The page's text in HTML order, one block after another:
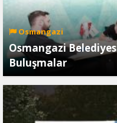
Osmangazi
Osmangazi
Buluşmalar